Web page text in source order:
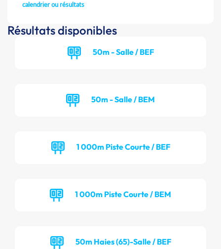
calendrier ou résultats
Résultats disponibles
50m - Salle / BEF
50m - Salle / BEM
1 000m Piste Courte / BEF
1 000m Piste Courte / BEM
50m Haies (65)-Salle / BEF